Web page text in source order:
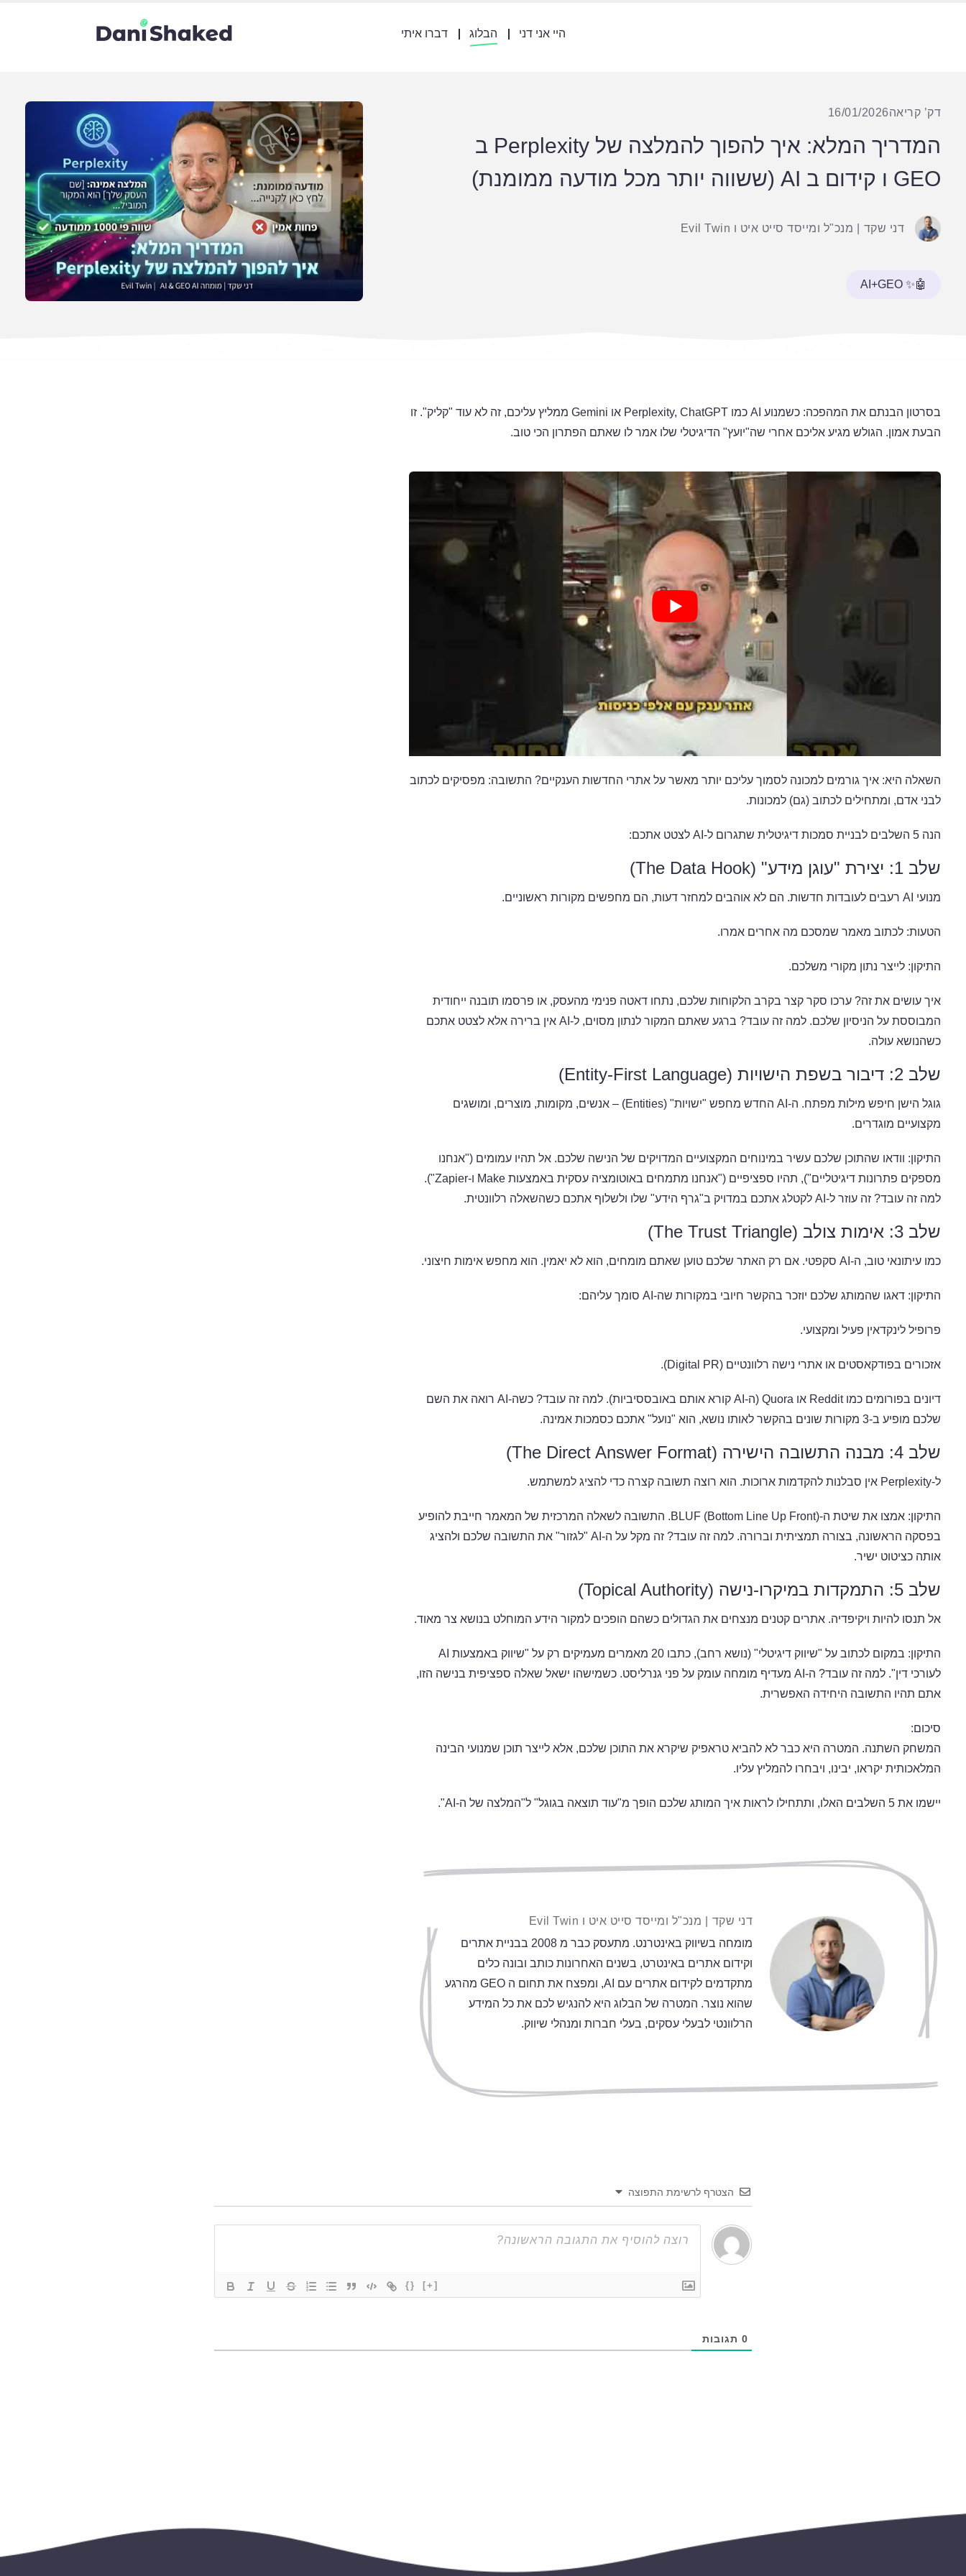
היי אני דני הבלוג דברו איתי
דק’ קריאה16/01/2026
המדריך המלא: איך להפוך להמלצה של Perplexity ב
GEO ו קידום ב AI (ששווה יותר מכל מודעה ממומנת)
דני שקד מנכ"ל ומייסד סייט איט ו Evil Twin
🤖✨ AI+GEO
בסרטון הבנתם את המהפכה: כשמנוע AI כמו Perplexity, ChatGPT או Gemini ממליץ עליכם, זה לא עוד "קליק". זו
הבעת אמון. הגולש מגיע אליכם אחרי שה"יועץ" הדיגיטלי שלו אמר לו שאתם הפתרון הכי טוב.
השאלה היא: איך גורמים למכונה לסמוך עליכם יותר מאשר על אתרי החדשות הענקיים? התשובה: מפסיקים לכתוב
לבני אדם, ומתחילים לכתוב (גם) למכונות.
הנה 5 השלבים לבניית סמכות דיגיטלית שתגרום ל-AI לצטט אתכם:
שלב 1: יצירת "עוגן מידע" (The Data Hook)
מנועי AI רעבים לעובדות חדשות. הם לא אוהבים למחזר דעות, הם מחפשים מקורות ראשוניים.
הטעות: לכתוב מאמר שמסכם מה אחרים אמרו.
התיקון: לייצר נתון מקורי משלכם.
איך עושים את זה? ערכו סקר קצר בקרב הלקוחות שלכם, נתחו דאטה פנימי מהעסק, או פרסמו תובנה ייחודית
המבוססת על הניסיון שלכם. למה זה עובד? ברגע שאתם המקור לנתון מסוים, ל-AI אין ברירה אלא לצטט אתכם
כשהנושא עולה.
שלב 2: דיבור בשפת הישויות (Entity-First Language)
גוגל הישן חיפש מילות מפתח. ה-AI החדש מחפש "ישויות" (Entities) – אנשים, מקומות, מוצרים, ומושגים
מקצועיים מוגדרים.
התיקון: וודאו שהתוכן שלכם עשיר במינוחים המקצועיים המדויקים של הנישה שלכם. אל תהיו עמומים ("אנחנו
מספקים פתרונות דיגיטליים"), תהיו ספציפיים ("אנחנו מתמחים באוטומציה עסקית באמצעות Make ו-Zapier").
למה זה עובד? זה עוזר ל-AI לקטלג אתכם במדויק ב"גרף הידע" שלו ולשלוף אתכם כשהשאלה רלוונטית.
שלב 3: אימות צולב (The Trust Triangle)
כמו עיתונאי טוב, ה-AI סקפטי. אם רק האתר שלכם טוען שאתם מומחים, הוא לא יאמין. הוא מחפש אימות חיצוני.
התיקון: דאגו שהמותג שלכם יוזכר בהקשר חיובי במקורות שה-AI סומך עליהם:
פרופיל לינקדאין פעיל ומקצועי.
אזכורים בפודקאסטים או אתרי נישה רלוונטיים (Digital PR).
דיונים בפורומים כמו Reddit או Quora (ה-AI קורא אותם באובססיביות). למה זה עובד? כשה-AI רואה את השם
שלכם מופיע ב-3 מקורות שונים בהקשר לאותו נושא, הוא "נועל" אתכם כסמכות אמינה.
שלב 4: מבנה התשובה הישירה (The Direct Answer Format)
ל-Perplexity אין סבלנות להקדמות ארוכות. הוא רוצה תשובה קצרה כדי להציג למשתמש.
התיקון: אמצו את שיטת ה-BLUF (Bottom Line Up Front). התשובה לשאלה המרכזית של המאמר חייבת להופיע
בפסקה הראשונה, בצורה תמציתית וברורה. למה זה עובד? זה מקל על ה-AI "לגזור" את התשובה שלכם ולהציג
אותה כציטוט ישיר.
שלב 5: התמקדות במיקרו-נישה (Topical Authority)
אל תנסו להיות ויקיפדיה. אתרים קטנים מנצחים את הגדולים כשהם הופכים למקור הידע המוחלט בנושא צר מאוד.
התיקון: במקום לכתוב על "שיווק דיגיטלי" (נושא רחב), כתבו 20 מאמרים מעמיקים רק על "שיווק באמצעות AI
לעורכי דין". למה זה עובד? ה-AI מעדיף מומחה עומק על פני גנרליסט. כשמישהו ישאל שאלה ספציפית בנישה הזו,
אתם תהיו התשובה היחידה האפשרית.
סיכום:
המשחק השתנה. המטרה היא כבר לא להביא טראפיק שיקרא את התוכן שלכם, אלא לייצר תוכן שמנועי הבינה
המלאכותית יקראו, יבינו, ויבחרו להמליץ עליו.
יישמו את 5 השלבים האלו, ותתחילו לראות איך המותג שלכם הופך מ"עוד תוצאה בגוגל" ל"המלצה של ה-AI".
דני שקד
מנכ"ל ומייסד סייט איט ו Evil Twin
מומחה בשיווק באינטרנט. מתעסק כבר מ 2008 בבניית אתרים
וקידום אתרים באינטרט, בשנים האחרונות כותב ובונה כלים
מתקדמים לקידום אתרים עם AI, ומפצח את תחום ה GEO מהרגע
שהוא נוצר. המטרה של הבלוג היא להנגיש לכם את כל המידע
הרלוונטי לבעלי עסקים, בעלי חברות ומנהלי שיווק.
הצטרף לרשימת התפוצה
{} [+]
0 תגובות